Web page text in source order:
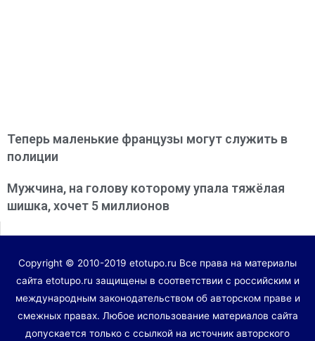
Теперь маленькие французы могут служить в
полиции
Мужчина, на голову которому упала тяжёлая
шишка, хочет 5 миллионов
Copyright © 2010-2019 etotupo.ru Все права на материалы
сайта etotupo.ru защищены в соответствии с российским и
международным законодательством об авторском праве и
смежных правах. Любое использование материалов сайта
допускается только с ссылкой на источник авторского